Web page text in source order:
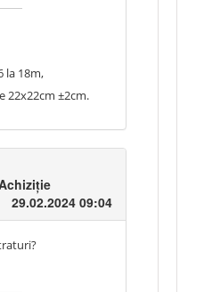
la 18m,
22x22cm ±2cm.
29.02.2024 09:04